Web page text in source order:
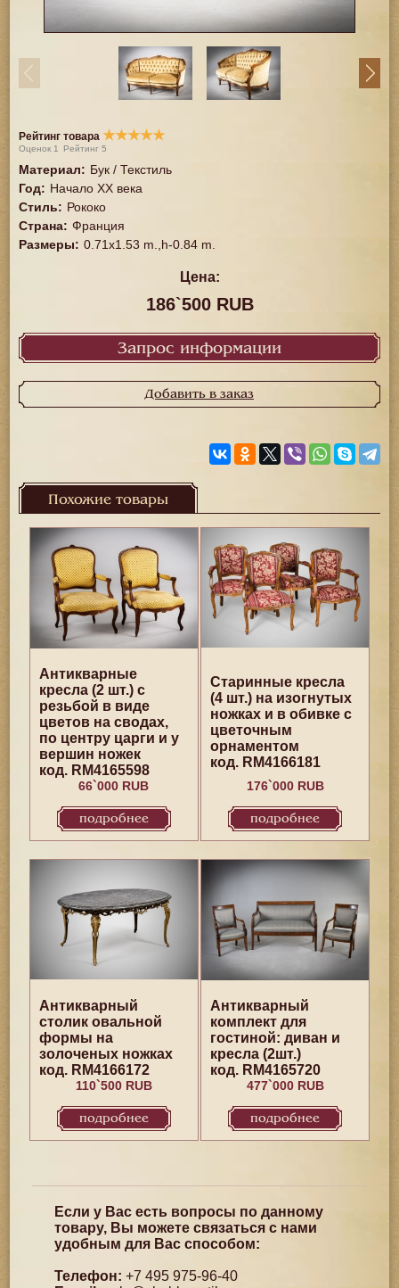
Рейтинг товара ★★★★★
Оценок 1 Рейтинг5
Материал: Бук / Текстиль
Год: Начало XX века
Стиль: Рококо
Страна: Франция
Размеры: 0.71x1.53 m.,h-0.84 m.
Цена:
186`500 RUB
Запрос информации
Добавить в заказ
Похожие товары
Антикварные
кресла (2 шт.) с
резьбой в виде
цветов на сводах,
по центру царги и у
вершин ножек
код. RM4165598
66`000 RUB
подробнее
Старинные кресла
(4 шт.) на изогнутых
ножках и в обивке с
цветочным
орнаментом
код. RM4166181
176`000 RUB
подробнее
Антикварный
столик овальной
формы на
золоченых ножках
код. RM4166172
110`500 RUB
подробнее
Антикварный
комплект для
гостиной: диван и
кресла (2шт.)
код. RM4165720
477`000 RUB
подробнее
Если у Вас есть вопросы по данному
товару, Вы можете связаться с нами
удобным для Вас способом:
Телефон: +7 495 975-96-40